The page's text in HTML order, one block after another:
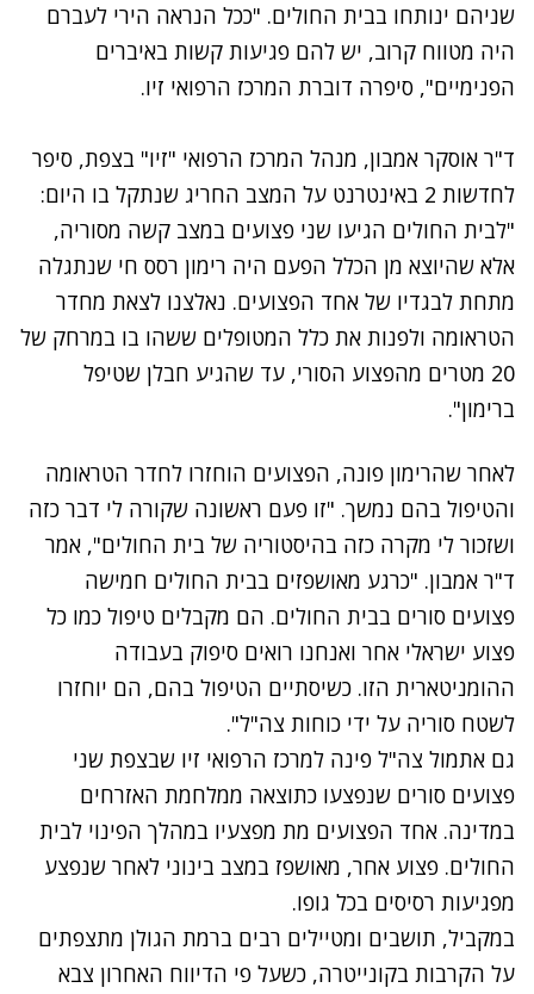
שניהם ינותחו בבית החולים. "ככל הנראה הירי לעברם
היה מטווח קרוב, יש להם פגיעות קשות באיברים
הפנימיים", סיפרה דוברת המרכז הרפואי זיו.
ד"ר אוסקר אמבון, מנהל המרכז הרפואי "זיו" בצפת, סיפר
לחדשות 2 באינטרנט על המצב החריג שנתקל בו היום:
"לבית החולים הגיעו שני פצועים במצב קשה מסוריה,
אלא שהיוצא מן הכלל הפעם היה רימון רסס חי שנתגלה
מתחת לבגדיו של אחד הפצועים. נאלצנו לצאת מחדר
הטראומה ולפנות את כלל המטופלים ששהו בו במרחק של
20 מטרים מהפצוע הסורי, עד שהגיע חבלן שטיפל
ברימון".
לאחר שהרימון פונה, הפצועים הוחזרו לחדר הטראומה
והטיפול בהם נמשך. "זו פעם ראשונה שקורה לי דבר כזה
ושזכור לי מקרה כזה בהיסטוריה של בית החולים", אמר
ד"ר אמבון. "כרגע מאושפזים בבית החולים חמישה
פצועים סורים בבית החולים. הם מקבלים טיפול כמו כל
פצוע ישראלי אחר ואנחנו רואים סיפוק בעבודה
ההומניטארית הזו. כשיסתיים הטיפול בהם, הם יוחזרו
לשטח סוריה על ידי כוחות צה"ל".
נתקלנו בבעיה
נסה שוב
גם אתמול צה"ל פינה למרכז הרפואי זיו שבצפת שני
פצועים סורים שנפצעו כתוצאה ממלחמת האזרחים
במדינה. אחד הפצועים מת מפצעיו במהלך הפינוי לבית
החולים. פצוע אחר, מאושפז במצב בינוני לאחר שנפצע
מפגיעות רסיסים בכל גופו.
במקביל, תושבים ומטיילים רבים ברמת הגולן מתצפתים
על הקרבות בקונייטרה, כשעל פי הדיווח האחרון צבא